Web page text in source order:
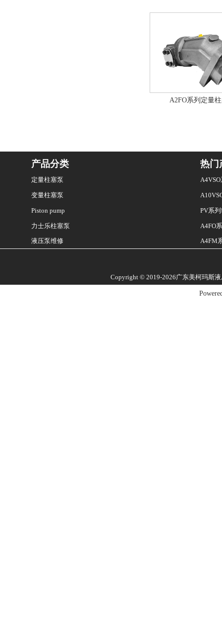
A2FO系列定量
产品分类 热门
定量柱塞泵
变量柱塞泵
Piston pump PV系
力士乐柱塞泵
A4FO
液压泵维修
A4FM
Copyright © 2019-2026广东美柯玛斯